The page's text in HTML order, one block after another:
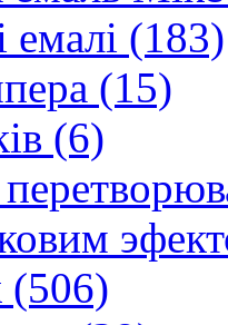
емалі (183)
(15)
(6)
(506)